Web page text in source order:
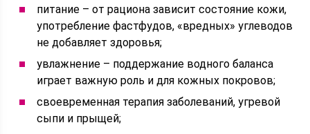
питание – от рациона зависит состояние кожи,
употребление фастфудов, «вредных» углеводов
не добавляет здоровья;
увлажнение – поддержание водного баланса
играет важную роль и для кожных покровов;
своевременная терапия заболеваний, угревой
сыпи и прыщей;